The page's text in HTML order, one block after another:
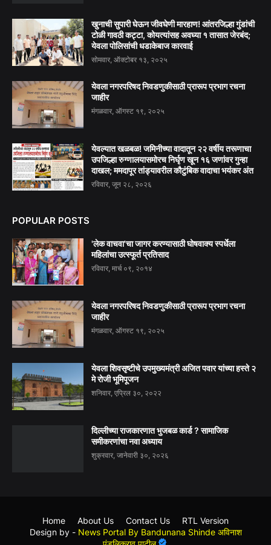
खुनाची सुपारी घेऊन जीवघेणी मारहाण! आंतरजिल्हा गुंडांची
टोळी गावठी कट्टा, कोयत्यांसह अवघ्या १ तासात जेरबंद;
येवला पोलिसांची धडाकेबाज कारवाई
सोमवार, ऑक्टोबर १३, २०२५
येवला नगरपरिषद निवडणुकीसाठी प्रारूप प्रभाग रचना
जाहीर
मंगळवार, ऑगस्ट १९, २०२५
येवल्यात खळबळ! जमिनीच्या वादातून २२ वर्षीय तरूणाचा
उपजिल्हा रुग्णालयासमोरच निर्घृण खून १६ जणांवर गुन्हा
दाखल; ममदापूर तांड्यावरील कौटुंबिक वादाचा भयंकर अंत
रविवार, जून २८, २०२६
POPULAR POSTS
'लेक वाचवा'चा जागर करण्यासाठी घोषवाक्य स्पर्धेला
महिलांचा उत्स्फूर्त प्रतिसाद
रविवार, मार्च ०९, २०१४
येवला नगरपरिषद निवडणुकीसाठी प्रारूप प्रभाग रचना
जाहीर
मंगळवार, ऑगस्ट १९, २०२५
येवला शिवसृष्टीचे उपमुख्यमंत्री अजित पवार यांच्या हस्ते २
मे रोजी भूमिपूजन
शनिवार, एप्रिल ३०, २०२२
दिल्लीच्या राजकारणात भुजबळ कार्ड ? सामाजिक
समीकरणांचा नवा अध्याय
शुक्रवार, जानेवारी ३०, २०२६
Home About Us Contact Us
RTL Version
Design by - News Portal By Bandunana Shinde अविनाश